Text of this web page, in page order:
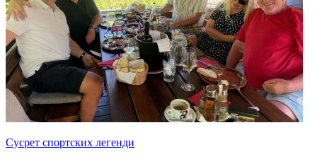
Сусрет спортских легенди